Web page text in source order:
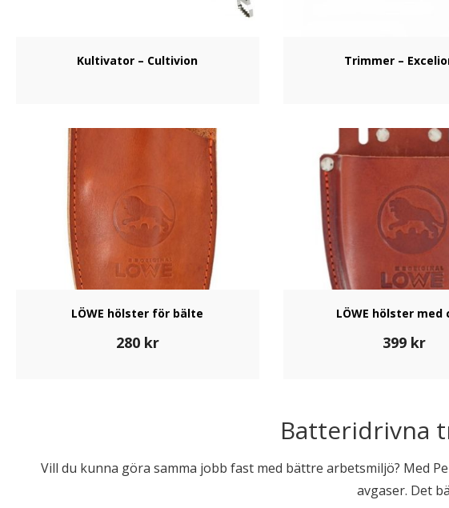
Kultivator – Cultivion Trimmer –
LÖWE hölster för bälte
280 kr
LÖWE hölster med
399 kr
Batteridrivna
Vill du kunna göra samma jobb fast med bättre arbetsmiljö? Med
avgaser. Det